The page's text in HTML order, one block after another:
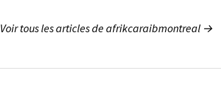
Voir tous les articles de afrikcaraibmontreal →